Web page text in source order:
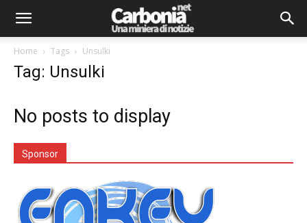
Home Tags Unsulki
Tag: Unsulki
No posts to display
Sponsor